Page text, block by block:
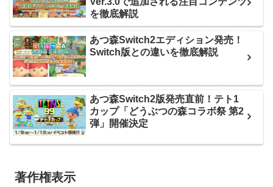
を徹底解説
あつ森Switch2エディション発売！
Switch版との違いを徹底解説
あつ森Switch2版発売直前！テト1
カップ「どうぶつの森コラボ祭 第2
弾」開催決定
著作権表示